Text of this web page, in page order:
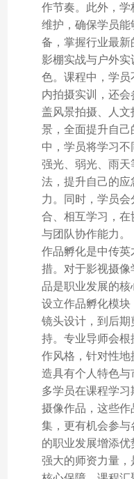
作节奏。此外，
维护，确保学员
备，掌握行业最新
影棚实战与户外
色。课程中，学
内拍摄实训，还
盖风景拍摄、人
景，全面提升自己
中，学员将学习
强光、弱光、雨
法，提升自己的
力。同时，学员
合、相互学习，
与团队协作能力。
作品孵化是中传
措。对于影视摄
品是职业发展的核
设立作品孵化模块
镜头设计，到后
持。专业导师会根
作风格，针对性
造具有个人特色
多学员在课程学
摄像作品，这些
集，更有机会参与
的职业发展增添优
强大的师资力量